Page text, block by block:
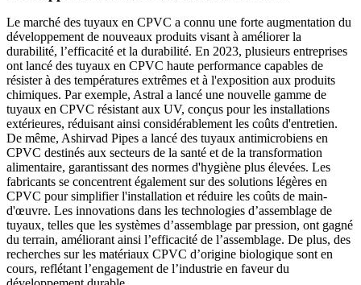
Le marché des tuyaux en CPVC a connu une forte augmentation du
développement de nouveaux produits visant à améliorer la
durabilité, l’efficacité et la durabilité. En 2023, plusieurs entreprises
ont lancé des tuyaux en CPVC haute performance capables de
résister à des températures extrêmes et à l'exposition aux produits
chimiques. Par exemple, Astral a lancé une nouvelle gamme de
tuyaux en CPVC résistant aux UV, conçus pour les installations
extérieures, réduisant ainsi considérablement les coûts d'entretien.
De même, Ashirvad Pipes a lancé des tuyaux antimicrobiens en
CPVC destinés aux secteurs de la santé et de la transformation
alimentaire, garantissant des normes d'hygiène plus élevées. Les
fabricants se concentrent également sur des solutions légères en
CPVC pour simplifier l'installation et réduire les coûts de main-
d'œuvre. Les innovations dans les technologies d’assemblage de
tuyaux, telles que les systèmes d’assemblage par pression, ont gagné
du terrain, améliorant ainsi l’efficacité de l’assemblage. De plus, des
recherches sur les matériaux CPVC d’origine biologique sont en
cours, reflétant l’engagement de l’industrie en faveur du